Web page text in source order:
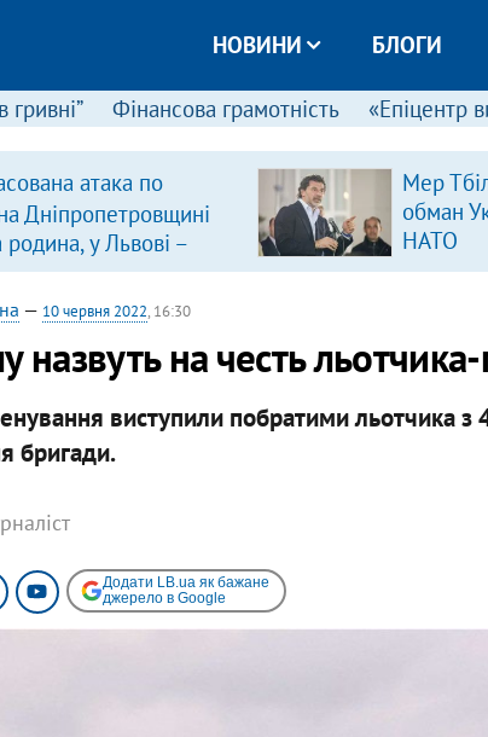
НОВИНИ БЛОГИ
гривні” Фінансова грамотність «Епіцентр
атака по
Дніпропетровщині
родина, у Львові –
Мер
обман
НАТО
— 10 червня 2022, 16:30
назвуть на честь
виступили побратими льотчика з
бригади.
Додати LB.ua як бажане
джерело в Google